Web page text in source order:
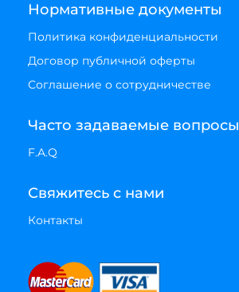
Нормативные документы
Политика конфиденциальности
Договор публичной оферты
Соглашение о сотрудничестве
Часто задаваемые вопросы
F.A.Q
Свяжитесь с нами
Контакты